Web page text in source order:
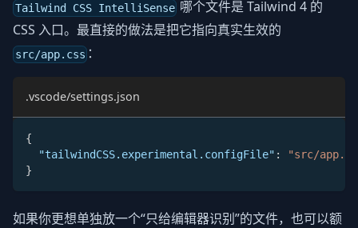
Tailwind CSS IntelliSense 哪个文件是 Tailwind 4 的
CSS 入口。最直接的做法是把它指向真实生效的
src/app.css ：
.vscode/settings.json
{
"tailwindCSS.experimental.configFile" :
"src/
}
如果你更想单独放一个“只给编辑器识别”的文件，也可以额